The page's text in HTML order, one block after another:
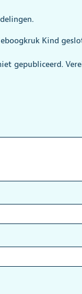
Kind
gepubliceerd.